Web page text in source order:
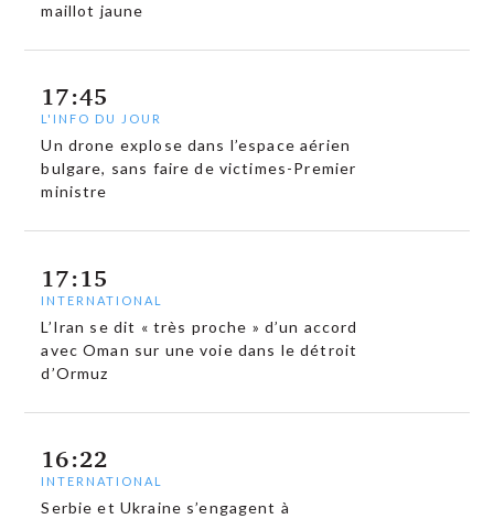
maillot jaune
17:45
L'INFO DU JOUR
Un drone explose dans l’espace aérien
bulgare, sans faire de victimes-Premier
ministre
17:15
INTERNATIONAL
L’Iran se dit « très proche » d’un accord
avec Oman sur une voie dans le détroit
d’Ormuz
16:22
INTERNATIONAL
Serbie et Ukraine s’engagent à